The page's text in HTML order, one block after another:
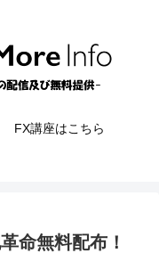
FX講座はこちら
命無料配布！